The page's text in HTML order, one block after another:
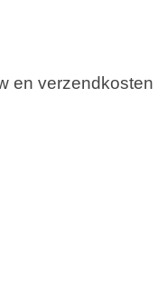
en verzendkosten